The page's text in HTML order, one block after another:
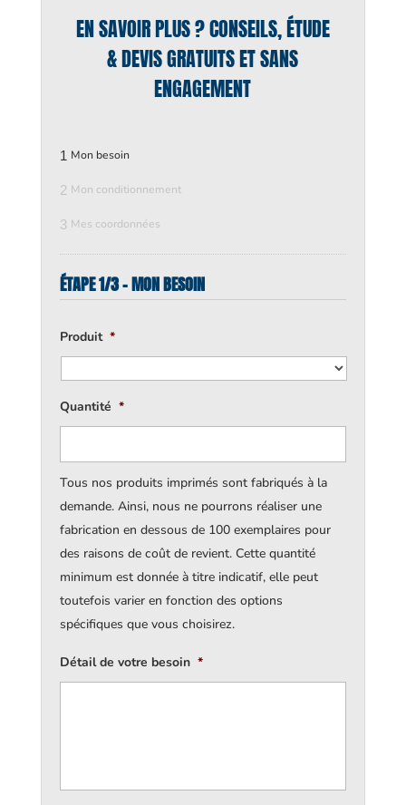
EN SAVOIR PLUS ? CONSEILS, ÉTUDE
& DEVIS GRATUITS ET SANS
ENGAGEMENT
1 Mon besoin
2 Mon conditionnement
3 Mes coordonnées
ÉTAPE 1/3 - MON BESOIN
Produit *
Quantité *
Tous nos produits imprimés sont fabriqués à la
demande. Ainsi, nous ne pourrons réaliser une
fabrication en dessous de 100 exemplaires pour
des raisons de coût de revient. Cette quantité
minimum est donnée à titre indicatif, elle peut
toutefois varier en fonction des options
spécifiques que vous choisirez.
Détail de votre besoin *